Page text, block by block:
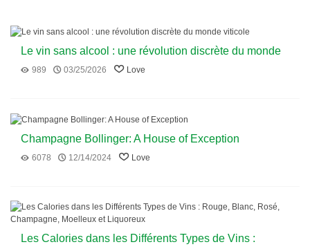
Le vin sans alcool : une révolution discrète du monde
viticole
989 03/25/2026 Love
Champagne Bollinger: A House of Exception
6078 12/14/2024 Love
Les Calories dans les Différents Types de Vins :